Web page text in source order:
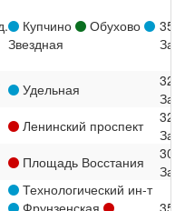
Купчино
Обухово
Звездная
Удельная
Ленинский проспект
Площадь Восстания
Технологический ин-т
Фрунзенская